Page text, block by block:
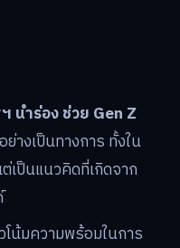
นำร่อง ช่วย Gen Z
อย่างเป็นทางการ ทั้งใน
เป็นแนวคิดที่เกิดจาก
โน้มความพร้อมในการ